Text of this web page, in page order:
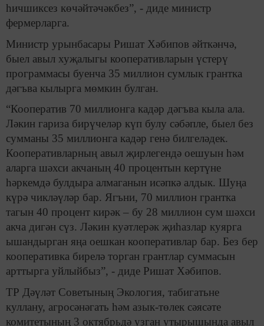
һичшиксез көчәйтәчәкбез”, - диде министр
фермерларга.
Министр урынбасары Ришат Хәбипов әйткәнчә,
быел авыл хуҗалыгы кооперативларын үстерү
программасы буенча 35 миллион сумлык грантка
дәгъва кылырга мөмкин булган.
“Кооператив 70 миллионга кадәр дәгъва кыла ала.
Ләкин гариза бирүчеләр күп булу сәбәпле, быел без
сумманы 35 миллионга кадәр генә билгеләдек.
Кооперативларның авыл җирлегендә оешуын һәм
аларга шәхси акчаның 40 процентын кертүне
һәркемдә булдыра алмаганын исәпкә алдык. Шуңа
күрә чикләүләр бар. Ягъни, 70 миллион грантка
тагын 40 процент кирәк – бу 28 миллион сум шәхси
акча дигән сүз. Ләкин куәтлерәк җиһазлар куярга
ышандырган яңа оешкан кооперативлар бар. Без бер
кооперативка бирелә торган грантлар суммасын
арттырга уйлыйбыз”, - диде Ришат Хәбипов.
ТР Дәүләт Советының Экология, табигатьне
куллану, агросәнәгать һәм азык-төлек сәясәте
комитетының 3 октябрьдә узган утырышында авыл